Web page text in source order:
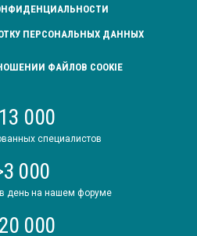
ПЕРСОНАЛЬНЫХ ДАННЫХ
ФАЙЛОВ COOKIE
000
специалистов
000
день на нашем форуме
000